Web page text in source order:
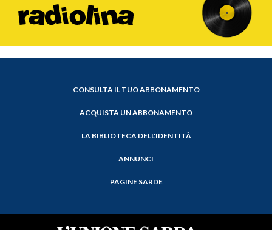
CONSULTA IL TUO ABBONAMENTO
ACQUISTA UN ABBONAMENTO
LA BIBLIOTECA DELL'IDENTITÀ
ANNUNCI
PAGINE SARDE